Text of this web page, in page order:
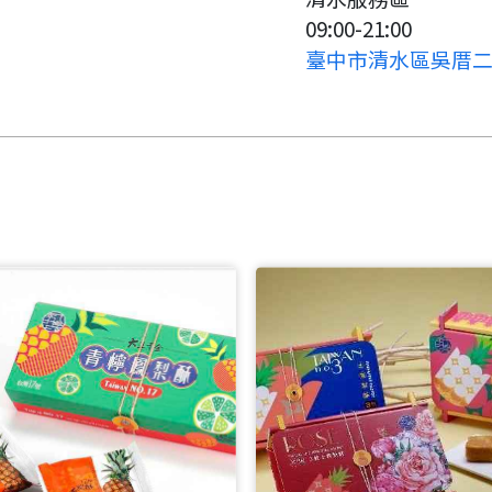
09:00-21:00
臺中市清水區吳厝